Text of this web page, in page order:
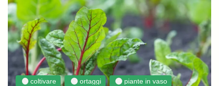
coltivare ortaggi piante in vaso